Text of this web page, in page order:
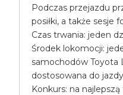
Podczas przejazdu
posiłki, a także sesje
Czas trwania: jeden
Środek lokomocji:
samochodów Toyota
dostosowana do
Konkurs: na